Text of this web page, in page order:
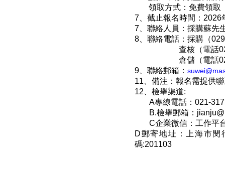
領取方式：免費領取
7 、截止報名時間： 2026
7 、聯絡人員：採購蘇
8 、聯絡電話：採購（
查核（電話
倉儲（電話
9 、聯絡郵箱：
11 、備注：報名需提供
12 、檢舉渠道:
A專線電話： 021-
B.檢舉郵箱：
C企業微信：工作平
D郵寄地址：上海市閔
碼:201103